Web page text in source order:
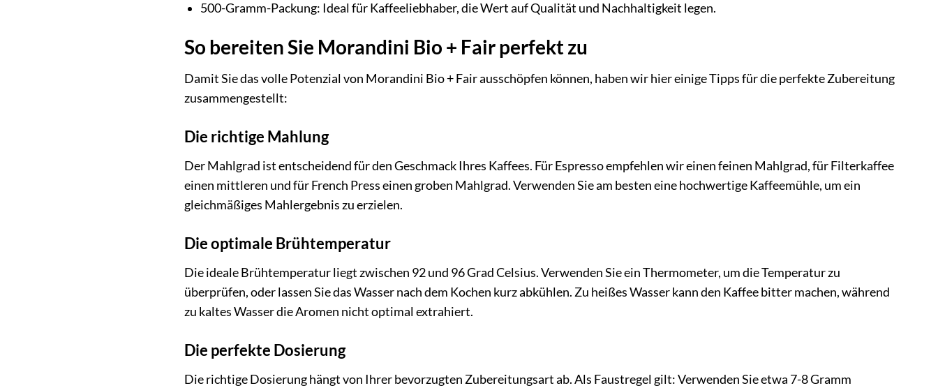
500-Gramm-Packung: Ideal für Kaffeeliebhaber, die Wert auf Qualität und Nachhaltigkeit legen.
So bereiten Sie Morandini Bio + Fair perfekt zu
Damit Sie das volle Potenzial von Morandini Bio + Fair ausschöpfen können, haben wir hier einige Tipps für die perfekte Zubereitung
zusammengestellt:
Die richtige Mahlung
Der Mahlgrad ist entscheidend für den Geschmack Ihres Kaffees. Für Espresso empfehlen wir einen feinen Mahlgrad, für Filterkaffee
einen mittleren und für French Press einen groben Mahlgrad. Verwenden Sie am besten eine hochwertige Kaffeemühle, um ein
gleichmäßiges Mahlergebnis zu erzielen.
Die optimale Brühtemperatur
Die ideale Brühtemperatur liegt zwischen 92 und 96 Grad Celsius. Verwenden Sie ein Thermometer, um die Temperatur zu
überprüfen, oder lassen Sie das Wasser nach dem Kochen kurz abkühlen. Zu heißes Wasser kann den Kaffee bitter machen, während
zu kaltes Wasser die Aromen nicht optimal extrahiert.
Die perfekte Dosierung
Die richtige Dosierung hängt von Ihrer bevorzugten Zubereitungsart ab. Als Faustregel gilt: Verwenden Sie etwa 7-8 Gramm